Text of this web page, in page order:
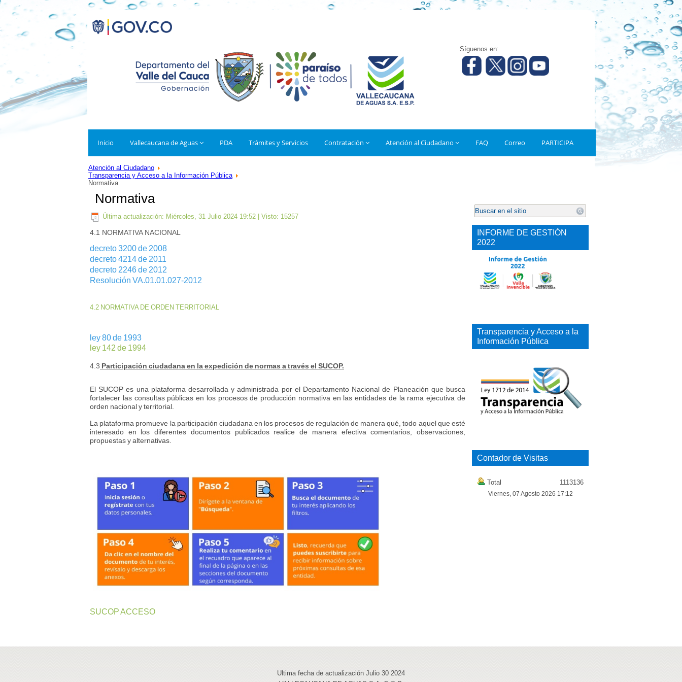
Síguenos en:
Inicio Vallecaucana de Aguas PDA Trámites y Servicios Contratación Atención al Ciudadano FAQ Correo PARTICIPA
Atención al Ciudadano
Transparencia y Acceso a la Información Pública
Normativa
Normativa
Última actualización: Miércoles, 31 Julio 2024 19:52 | Visto: 15257
4.1 NORMATIVA NACIONAL
decreto 3200 de 2008
decreto 4214 de 2011
decreto 2246 de 2012
Resolución VA.01.01.027-2012
4.2 NORMATIVA DE ORDEN TERRITORIAL
ley 80 de 1993
ley 142 de 1994
4.3 Participación ciudadana en la expedición de normas a través el SUCOP.
El SUCOP es una plataforma desarrollada y administrada por el Departamento Nacional de Planeación que busca
fortalecer las consultas públicas en los procesos de producción normativa en las entidades de la rama ejecutiva de
orden nacional y territorial.
La plataforma promueve la participación ciudadana en los procesos de regulación de manera qué, todo aquel que esté
interesado en los diferentes documentos publicados realice de manera efectiva comentarios, observaciones,
propuestas y alternativas.
SUCOP ACCESO
.
INFORME DE GESTIÓN
2022
Transparencia y Acceso a la
Información Pública
Contador de Visitas
Total 1113136
Viernes, 07 Agosto 2026 17:12
Ultima fecha de actualización Julio 30 2024